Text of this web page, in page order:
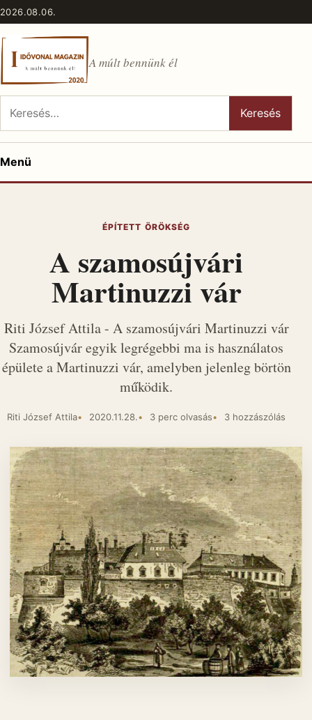
Ugrás a tartalomhoz
2026.08.06.
A múlt bennünk él
Keresés:
Keresés
Menü
ÉPÍTETT ÖRÖKSÉG
A szamosújvári
Martinuzzi vár
Riti József Attila - A szamosújvári Martinuzzi vár
Szamosújvár egyik legrégebbi ma is használatos
épülete a Martinuzzi vár, amelyben jelenleg börtön
működik.
Riti József Attila 2020.11.28. 3 perc olvasás 3 hozzászólás